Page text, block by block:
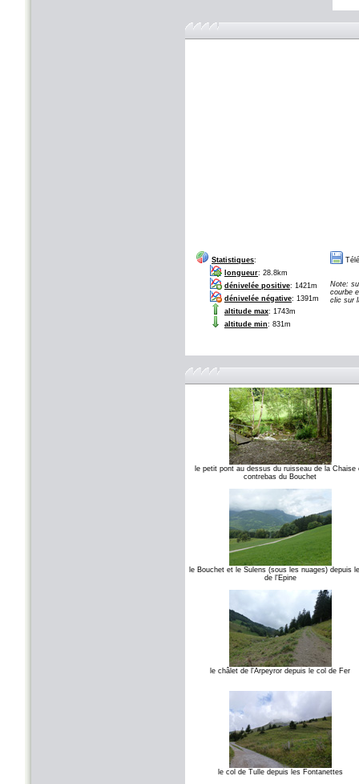
Statistiques:
longueur: 28.8km
dénivelée positive: 1421m
dénivelée négative: 1391m
altitude max: 1743m
altitude min: 831m
Note:
courbe
clic sur
le petit pont au dessus du ruisseau de la Chaise
contrebas du Bouchet
le Bouchet et le Sulens (sous les nuages) depuis
de l'Epine
le châlet de l'Arpeyror depuis le col de Fer
le col de Tulle depuis les Fontanettes